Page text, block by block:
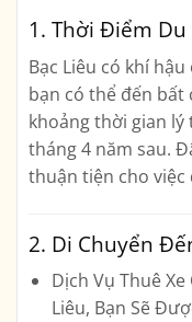
1. Thời Điểm
Bạc Liêu có khí
bạn có thể đến bất
khoảng thời gian
tháng 4 năm sau.
thuận tiện cho việc
2. Di Chuyển
Dịch Vụ Thuê Xe
Liêu, Bạn Sẽ